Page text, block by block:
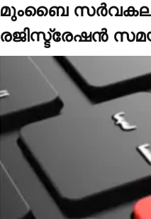
മുംബൈ
രജിസ്ട്രേഷൻ